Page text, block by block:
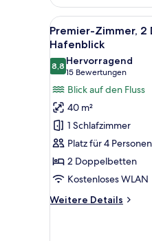
View
anzeigen
L65
Lounge
Access,
High
Floor,
2
Balconies,
Panoramic
View
Alle
Fotos
für
Premier-
Zimmer,
2 Doppelbetten,
Balkon,
Hafenblick
anzeigen
7
Premier-Zimmer, 2
Hafenblick
8,88,8 von 10
Hervorragend
15 Bewertungen
(15
Bewertungen)
Blick auf den Fluss
40 m²
1 Schlafzimmer
Platz für 4 Personen
2 Doppelbetten
Kostenloses WLAN
Weitere Details
Weitere